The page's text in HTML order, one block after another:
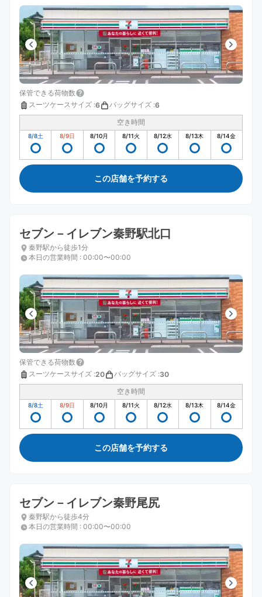
保管できる荷物数
スーツケースサイズ :6 バッグサイズ :6
空き時間
8/8土 8/9日 8/10月 8/11火 8/12水 8/13木 8/14金
この店舗を予約する
セブン－イレブン秦野駅北口
秦野駅から徒歩1分
本日の営業時間 : 00:00〜00:00
保管できる荷物数
スーツケースサイズ :20 バッグサイズ :30
空き時間
8/8土 8/9日 8/10月 8/11火 8/12水 8/13木 8/14金
この店舗を予約する
セブン－イレブン秦野尾尻
秦野駅から徒歩4分
本日の営業時間 : 00:00〜00:00